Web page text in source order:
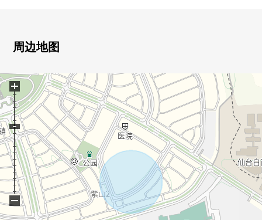
0寺冈诊所步行9分钟的约690m
0紫色山3丁目公园步行10分钟的约740m
0紫色山公园步行10分钟的约740m
0食物市场富士萨基步行10分钟的约770m
○药妆店松本清寺冈店步行11分钟的约840m
0七十七银行泉Park town分店步行12分钟的约940m
07-Eleven仙台紫色山4丁目商店步行13分钟的约1040m
0药王堂仙台泉紫色山商店步行14分钟的步行1090m
0仙台泉Premium奥特莱斯步行13分钟的约990m
周边地图
+
−